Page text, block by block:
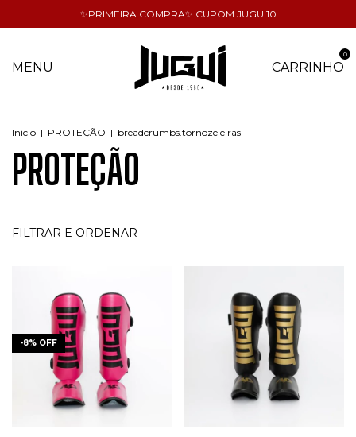
✨PRIMEIRA COMPRA✨ CUPOM JUGUI10
MENU CARRINHO
0
Início | PROTEÇÃO | breadcrumbs.tornozeleiras
PROTEÇÃO
FILTRAR E ORDENAR
-8% OFF